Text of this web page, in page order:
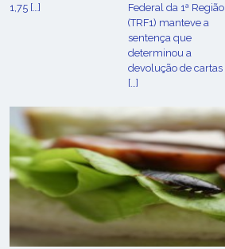
1,75 […]
Federal da 1ª Região
(TRF1) manteve a
sentença que
determinou a
devolução de cartas
[…]